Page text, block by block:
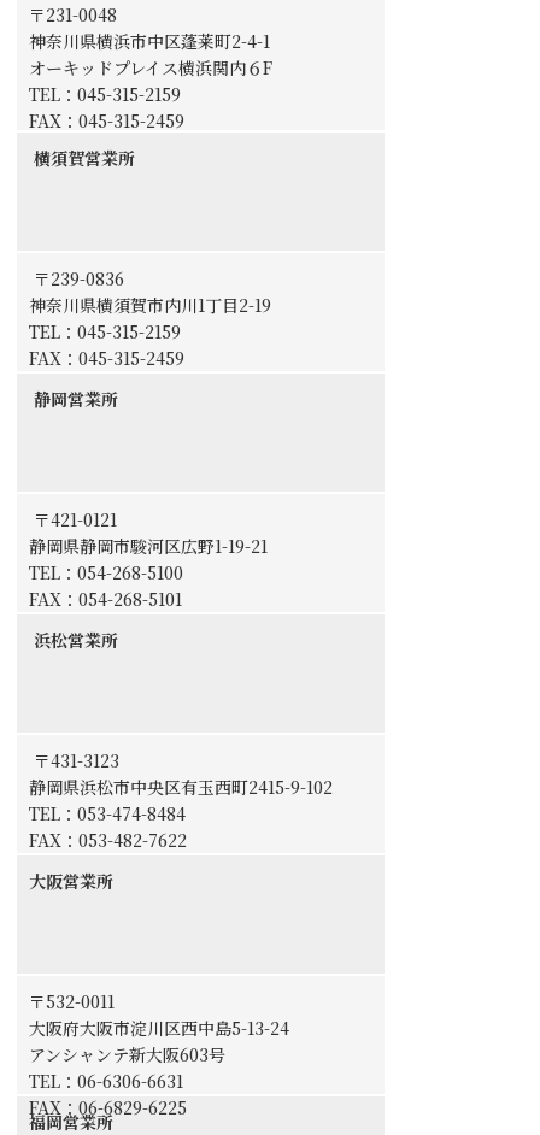
〒231-0048
神奈川県横浜市中区蓬莱町2-4-1
オーキッドプレイス横浜関内６F
TEL：045-315-2159
FAX：045-315-2459
横須賀営業所
〒239-0836
神奈川県横須賀市内川1丁目2-19
TEL：045-315-2159
FAX：045-315-2459
静岡営業所
〒421-0121
静岡県静岡市駿河区広野1-19-21
TEL：054-268-5100
FAX：054-268-5101
浜松営業所
〒431-3123
静岡県浜松市中央区有玉西町2415-9-102
TEL：053-474-8484
FAX：053-482-7622
大阪営業所
〒532-0011
大阪府大阪市淀川区西中島5-13-24
アンシャンテ新大阪603号
TEL：06-6306-6631
FAX：06-6829-6225
福岡営業所